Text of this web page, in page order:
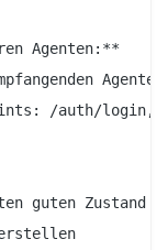
Agenten:**
/auth/
guten Zustand